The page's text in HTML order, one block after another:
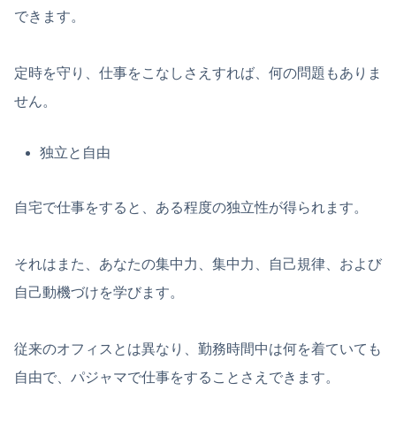
できます。
定時を守り、仕事をこなしさえすれば、何の問題もありま
せん。
独立と自由
自宅で仕事をすると、ある程度の独立性が得られます。
それはまた、あなたの集中力、集中力、自己規律、および
自己動機づけを学びます。
従来のオフィスとは異なり、勤務時間中は何を着ていても
自由で、パジャマで仕事をすることさえできます。